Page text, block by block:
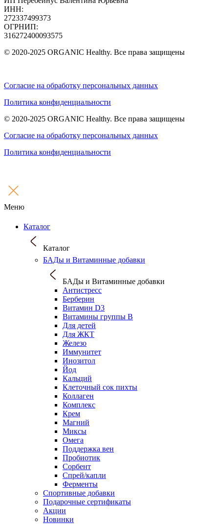
ИНН:
272337499373
ОГРНИП:
316272400093575
© 2020-2025 ORGANIC Healthy. Все права защищены
Согласие на обработку персональных данных
Политика конфиденциальности
© 2020-2025 ORGANIC Healthy. Все права защищены
Согласие на обработку персональных данных
Политика конфиденциальности
Меню
Каталог
Каталог
БАДы и Витаминные добавки
БАДы и Витаминные добавки
Антистресс
Берберин
Витамин D3
Витамины группы B
Для детей
Для ЖКТ
Железо
Иммунитет
Инозитол
Йод
Кальций
Клеточный сок пихты
Коллаген
Комплекс
Крем
Магний
Миксы
Омега
Поддержка вен
Пробиотик
Сорбент
Спрей/капли
Ферменты
Спортивные добавки
Подарочные сертификаты
Акции
Новинки